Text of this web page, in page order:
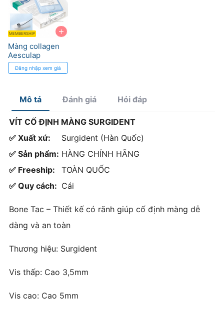
+
MEMBERSHIP
Màng collagen
Aesculap
BBraun từ tim
bò, hấp thu 8-16
Đăng nhập xem giá
Mô tả Đánh giá Hỏi đáp
VÍT CỐ ĐỊNH MÀNG SURGIDENT
✅ Xuất xứ:
Surgident (Hàn Quốc)
✅ Sản phẩm: HÀNG CHÍNH HÃNG
✅ Freeship:
TOÀN QUỐC
✅ Quy cách: Cái
Bone Tac – Thiết kế có rãnh giúp cố định màng dễ
dàng và an toàn
Thương hiệu: Surgident
Vis thấp: Cao 3,5mm
Vis cao: Cao 5mm